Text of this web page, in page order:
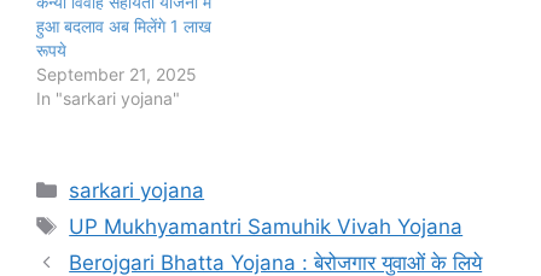
हुआ बदलाव अब मिलेंगे 1 लाख
रूपये
September 21, 2025
In "sarkari yojana"
Categories
sarkari yojana
Tags
UP Mukhyamantri Samuhik Vivah Yojana
Berojgari Bhatta Yojana : बेरोजगार युवाओं के लिये